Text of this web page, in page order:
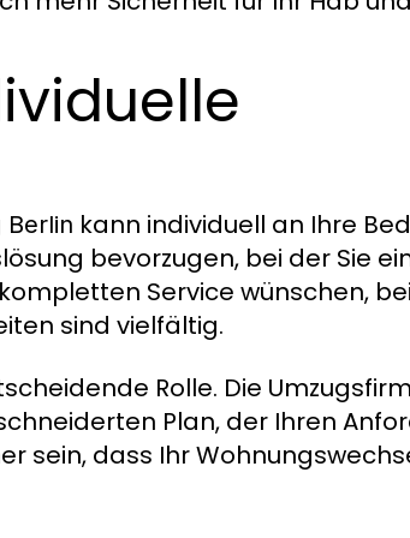
Berlin kann individuell an Ihre
bevorzugen, bei der Sie
Service wünschen,
sind vielfältig.
Rolle. Die
Plan, der Ihren
sein, dass Ihr